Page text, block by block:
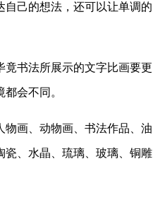
己的想法，还可以让单调的
书法所展示的文字比画要更
会不同。
画、动物画、书法作品、油
瓷、水晶、琉璃、玻璃、铜雕